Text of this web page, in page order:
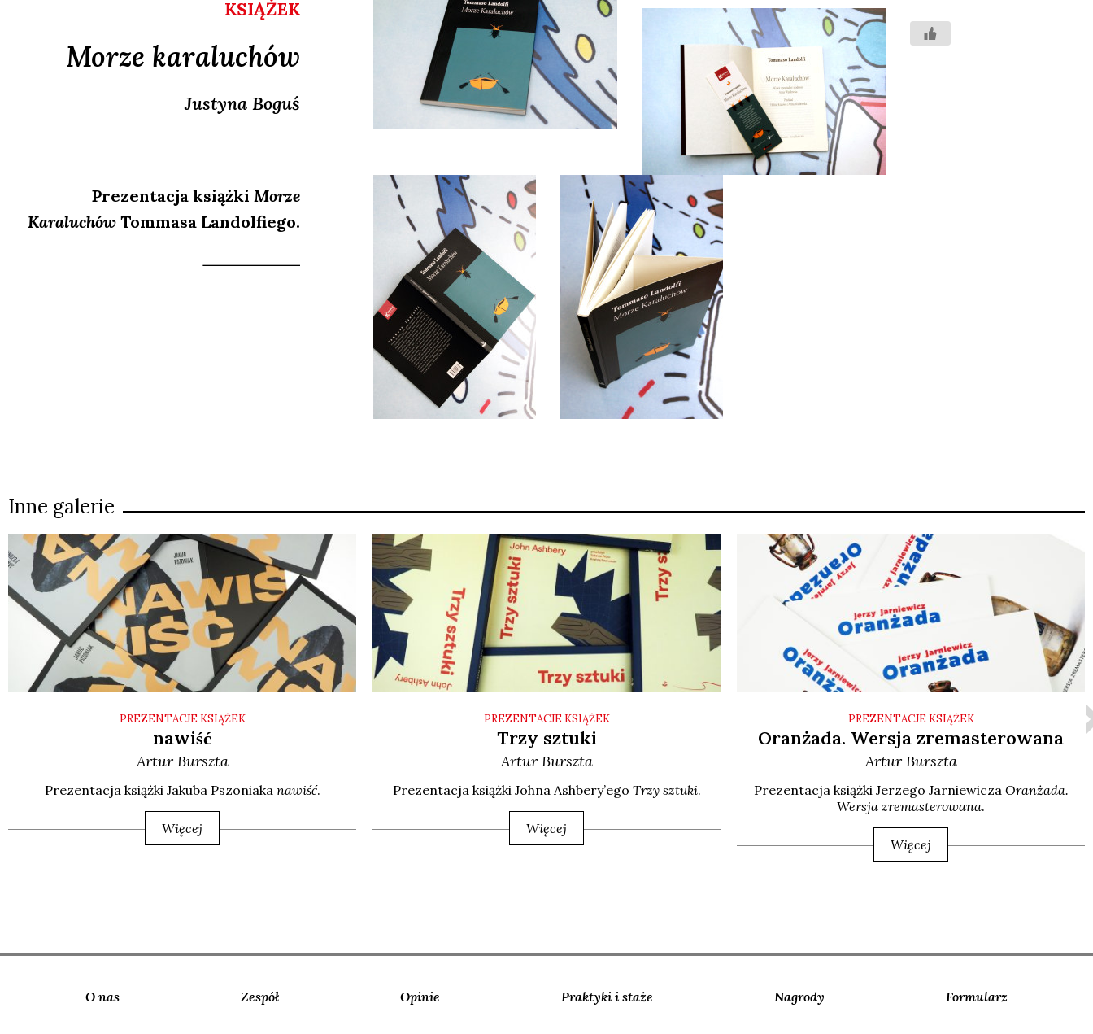
KSIĄŻEK
Morze karaluchów
Justyna Boguś
Prezentacja książki Morze
Karaluchów Tommasa Landolfiego.
Inne galerie
PREZENTACJE KSIĄŻEK
nawiść
Artur Burszta
Pre­zen­ta­cja książ­ki Jaku­ba Pszo­nia­ka nawiść.
Więcej
PREZENTACJE KSIĄŻEK
Trzy sztuki
Artur Burszta
Pre­zen­ta­cja książ­ki Joh­na Ash­be­ry­’e­go Trzy sztu­ki.
Więcej
PREZENTACJE KSIĄŻEK
Oranżada. Wersja zremasterowana
Artur Burszta
Pre­zen­ta­cja książ­ki Jerze­go Jar­nie­wi­cza Oran­ża­da.
Wer­sja zre­ma­ste­ro­wa­na.
Więcej
O nas Zespół Opinie Praktyki i staże Nagrody Formularz